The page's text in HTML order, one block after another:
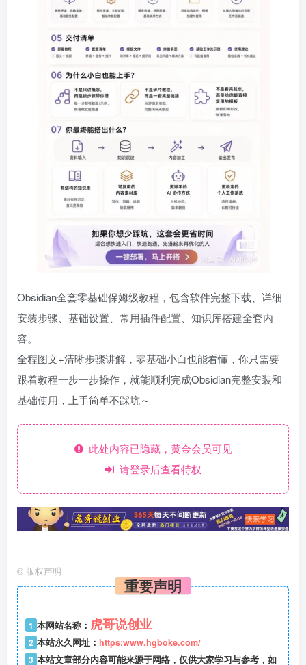
Obsidian全套零基础保姆级教程，包含软件完整下载、详细
安装步骤、基础设置、常用插件配置、知识库搭建全套内
容。
全程图文+清晰步骤讲解，零基础小白也能看懂，你只需要
跟着教程一步一步操作，就能顺利完成Obsidian完整安装和
基础使用，上手简单不踩坑～
此处内容已隐藏，黄金会员可见
请登录后查看特权
© 版权声明
重要声明
1 本网站名称： 虎哥说创业
2 本站永久网址： https:www.hgboke.com/
3 本站文章部分内容可能来源于网络，仅供大家学习与参考，如